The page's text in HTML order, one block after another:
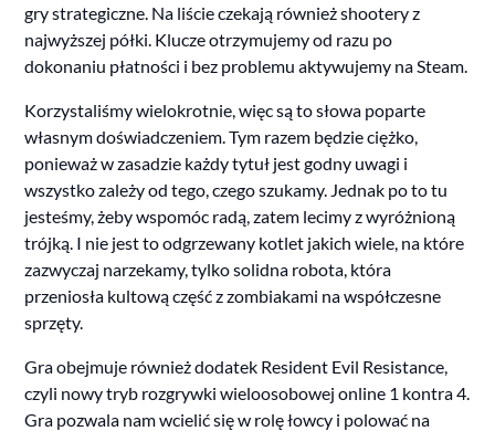
gry strategiczne. Na liście czekają również shootery z
najwyższej półki. Klucze otrzymujemy od razu po
dokonaniu płatności i bez problemu aktywujemy na Steam.
Korzystaliśmy wielokrotnie, więc są to słowa poparte
własnym doświadczeniem. Tym razem będzie ciężko,
ponieważ w zasadzie każdy tytuł jest godny uwagi i
wszystko zależy od tego, czego szukamy. Jednak po to tu
jesteśmy, żeby wspomóc radą, zatem lecimy z wyróżnioną
trójką. I nie jest to odgrzewany kotlet jakich wiele, na które
zazwyczaj narzekamy, tylko solidna robota, która
przeniosła kultową część z zombiakami na współczesne
sprzęty.
Gra obejmuje również dodatek Resident Evil Resistance,
czyli nowy tryb rozgrywki wieloosobowej online 1 kontra 4.
Gra pozwala nam wcielić się w rolę łowcy i polować na